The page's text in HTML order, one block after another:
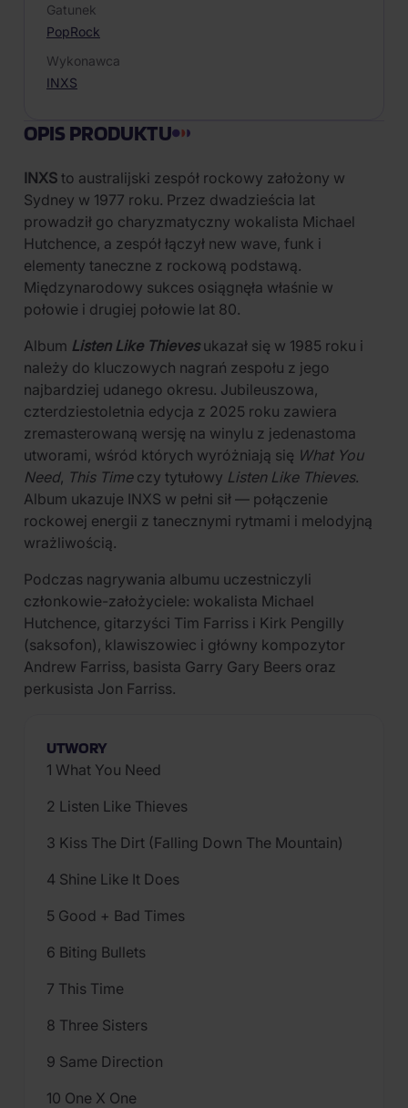
Gatunek
PopRock
Wykonawca
INXS
OPIS PRODUKTU
INXS to australijski zespół rockowy założony w
Sydney w 1977 roku. Przez dwadzieścia lat
prowadził go charyzmatyczny wokalista Michael
Hutchence, a zespół łączył new wave, funk i
elementy taneczne z rockową podstawą.
Międzynarodowy sukces osiągnęła właśnie w
połowie i drugiej połowie lat 80.
Album Listen Like Thievesukazał się w 1985 roku i
należy do kluczowych nagrań zespołu z jego
najbardziej udanego okresu. Jubileuszowa,
czterdziestoletnia edycja z 2025 roku zawiera
zremasterowaną wersję na winylu z jedenastoma
utworami, wśród których wyróżniają się What You
Need, This Timeczy tytułowy Listen Like Thieves.
Album ukazuje INXS w pełni sił — połączenie
rockowej energii z tanecznymi rytmami i melodyjną
wrażliwością.
Podczas nagrywania albumu uczestniczyli
członkowie-założyciele: wokalista Michael
Hutchence, gitarzyści Tim Farriss i Kirk Pengilly
(saksofon), klawiszowiec i główny kompozytor
Andrew Farriss, basista Garry Gary Beers oraz
perkusista Jon Farriss.
UTWORY
1 What You Need
2 Listen Like Thieves
3 Kiss The Dirt (Falling Down The Mountain)
4 Shine Like It Does
5 Good + Bad Times
6 Biting Bullets
7 This Time
8 Three Sisters
9 Same Direction
10 One X One